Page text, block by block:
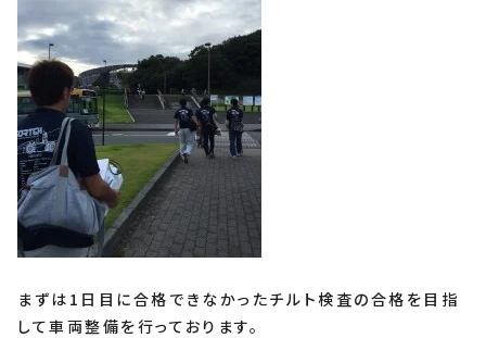
まずは1日目に合格できなかったチルト検査の合格を目指
して車両整備を行っております。